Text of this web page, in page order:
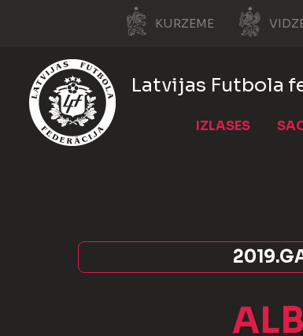
KURZEME
Latvijas Futbola
IZLASES